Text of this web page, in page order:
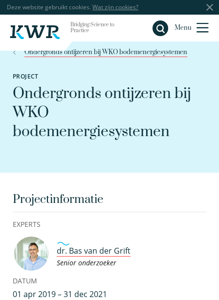
Deze website gebruikt cookies. Wat zijn cookies?
Bridging Science to
Practice
Menu
Sluiten
Ondergronds ontijzeren bij WKO bodemenergiesystemen
PROJECT
Ondergronds ontijzeren bij
WKO
bodemenergiesystemen
Projectinformatie
EXPERTS
dr. Bas van der Grift
Senior onderzoeker
DATUM
01 apr 2019 – 31 dec 2021